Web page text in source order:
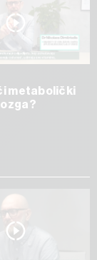
metabolički